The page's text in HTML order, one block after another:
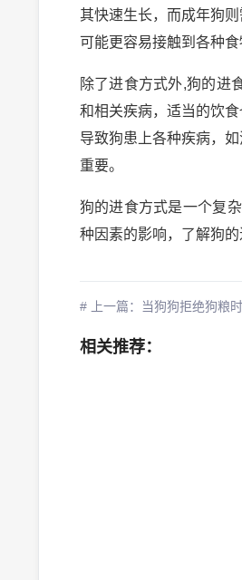
其快速生长，而成年狗
可能更容易接触到各种
除了进食方式外,狗的进
和相关疾病，适当的饮
导致狗患上各种疾病，
重要。
狗的进食方式是一个复
种因素的影响，了解狗
# 上一篇：当狗狗拒绝狗粮
相关推荐：